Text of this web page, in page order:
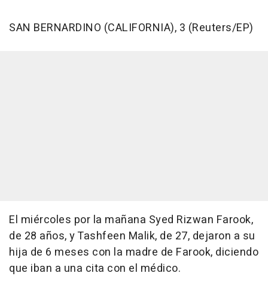
SAN BERNARDINO (CALIFORNIA), 3 (Reuters/EP)
El miércoles por la mañana Syed Rizwan Farook,
de 28 años, y Tashfeen Malik, de 27, dejaron a su
hija de 6 meses con la madre de Farook, diciendo
que iban a una cita con el médico.